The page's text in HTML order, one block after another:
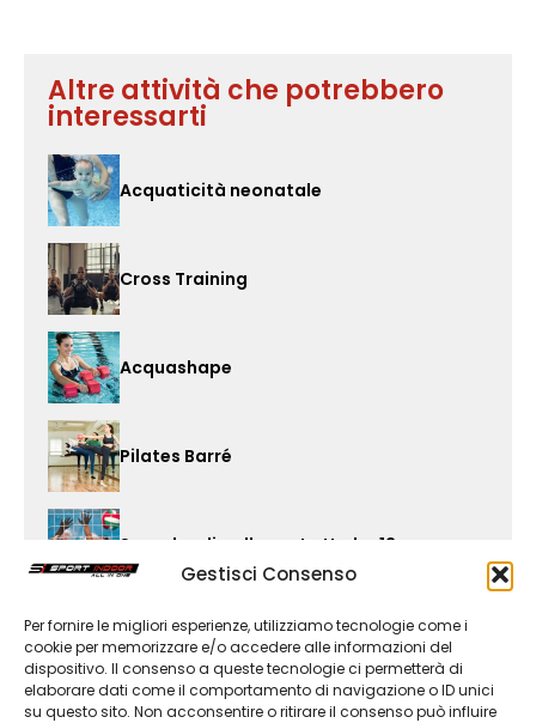
Gestisci Consenso
Per fornire le migliori esperienze, utilizziamo tecnologie come i
cookie per memorizzare e/o accedere alle informazioni del
dispositivo. Il consenso a queste tecnologie ci permetterà di
elaborare dati come il comportamento di navigazione o ID unici
su questo sito. Non acconsentire o ritirare il consenso può influire
Altre attività che potrebbero
interessarti
Acquaticità neonatale
Cross Training
Acquashape
Pilates Barré
Squadra di pallanuoto Under 12
Fit Boxe